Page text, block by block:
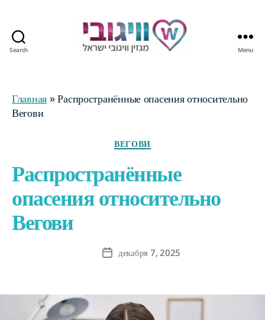
Search Menu
Главная »Распространённые опасения относительно
Вегови
ВЕГОВИ
Распространённые
опасения относительно
Вегови
Postдекабря 7, 2025